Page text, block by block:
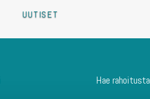
UUTISET
Hae rahoitusta